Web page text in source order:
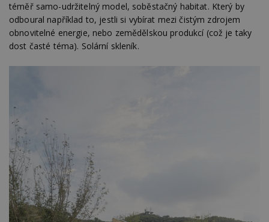
téměř samo-udržitelný model, soběstačný habitat. Který by
odboural například to, jestli si vybírat mezi čistým zdrojem
obnovitelné energie, nebo zemědělskou produkcí (což je taky
dost časté téma). Solární skleník.